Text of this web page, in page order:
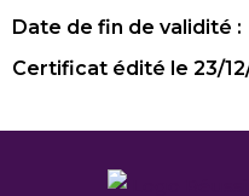
Date de fin de validité :
Certificat édité le 23/